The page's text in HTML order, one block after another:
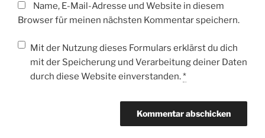
Name, E-Mail-Adresse und Website in diesem
Browser für meinen nächsten Kommentar speichern.
Mit der Nutzung dieses Formulars erklärst du dich
mit der Speicherung und Verarbeitung deiner Daten
durch diese Website einverstanden.*